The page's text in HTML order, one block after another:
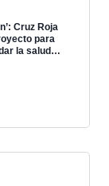
Cruz Roja
para
la salud